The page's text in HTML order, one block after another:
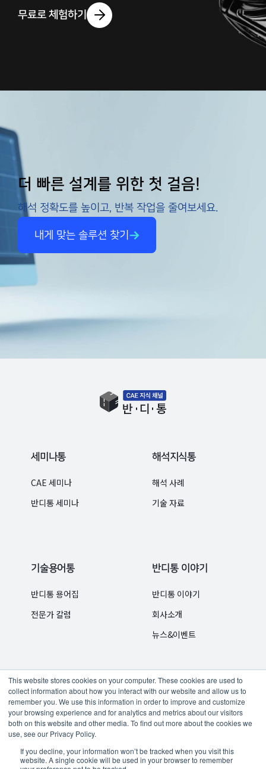
This website stores cookies on your computer. These cookies are used to
collect information about how you interact with our website and allow us to
remember you. We use this information in order to improve and customize
your browsing experience and for analytics and metrics about our visitors
both on this website and other media. To find out more about the cookies we
use, see our Privacy Policy.
If you decline, your information won’t be tracked when you visit this
website. A single cookie will be used in your browser to remember
무료로 체험하기
더 빠른 설계를 위한 첫 걸음!
해석 정확도를 높이고, 반복 작업을 줄여보세요.
내게 맞는 솔루션 찾기
세미나통
CAE 세미나
반디통 세미나
해석지식통
해석 사례
기술 자료
기술용어통
반디통 용어집
전문가 칼럼
반디통 이야기
반디통 이야기
회사소개
뉴스&이벤트
구독하기 체험판 신청 문의하기 개인정보보호정책